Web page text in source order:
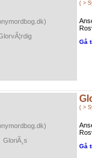
( >
Gå
GloriÃ¸s
( >
Gå